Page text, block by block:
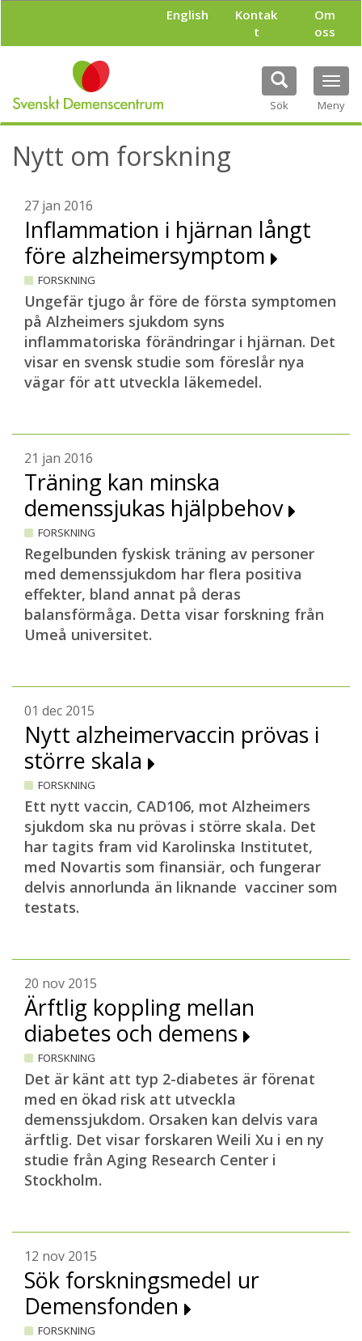
l
English
Kontak
t
Om
oss
Sök Meny
Nytt om forskning
27 jan 2016
Inflammation i hjärnan långt
före alzheimersymptom
FORSKNING
Ungefär tjugo år före de första symptomen
på Alzheimers sjukdom syns
inflammatoriska förändringar i hjärnan. Det
visar en svensk studie som föreslår nya
vägar för att utveckla läkemedel.
21 jan 2016
Träning kan minska
demenssjukas hjälpbehov
FORSKNING
Regelbunden fyskisk träning av personer
med demenssjukdom har flera positiva
effekter, bland annat på deras
balansförmåga. Detta visar forskning från
Umeå universitet.
01 dec 2015
Nytt alzheimervaccin prövas i
större skala
FORSKNING
Ett nytt vaccin, CAD106, mot Alzheimers
sjukdom ska nu prövas i större skala. Det
har tagits fram vid Karolinska Institutet,
med Novartis som finansiär, och fungerar
delvis annorlunda än liknande vacciner som
testats.
20 nov 2015
Ärftlig koppling mellan
diabetes och demens
FORSKNING
Det är känt att typ 2-diabetes är förenat
med en ökad risk att utveckla
demenssjukdom. Orsaken kan delvis vara
ärftlig. Det visar forskaren Weili Xu i en ny
studie från Aging Research Center i
Stockholm.
12 nov 2015
Sök forskningsmedel ur
Demensfonden
FORSKNING